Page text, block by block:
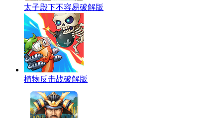
太子殿下不容易破解版
植物反击战破解版